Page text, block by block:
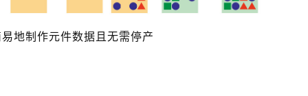
地制作元件数据且无需停产